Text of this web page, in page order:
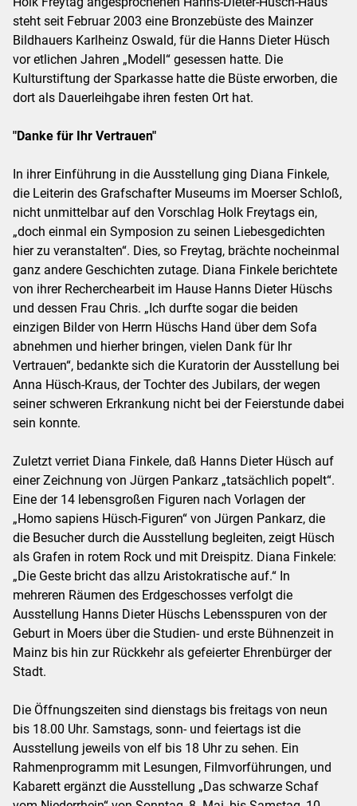
steht seit Februar 2003 eine Bronzebüste des Mainzer
Bildhauers Karlheinz Oswald, für die Hanns Dieter Hüsch
vor etlichen Jahren „Modell“ gesessen hatte. Die
Kulturstiftung der Sparkasse hatte die Büste erworben, die
dort als Dauerleihgabe ihren festen Ort hat.
"Danke für Ihr Vertrauen"
In ihrer Einführung in die Ausstellung ging Diana Finkele,
die Leiterin des Grafschafter Museums im Moerser Schloß,
nicht unmittelbar auf den Vorschlag Holk Freytags ein,
„doch einmal ein Symposion zu seinen Liebesgedichten
hier zu veranstalten“. Dies, so Freytag, brächte nocheinmal
ganz andere Geschichten zutage. Diana Finkele berichtete
von ihrer Recherchearbeit im Hause Hanns Dieter Hüschs
und dessen Frau Chris. „Ich durfte sogar die beiden
einzigen Bilder von Herrn Hüschs Hand über dem Sofa
abnehmen und hierher bringen, vielen Dank für Ihr
Vertrauen“, bedankte sich die Kuratorin der Ausstellung bei
Anna Hüsch-Kraus, der Tochter des Jubilars, der wegen
seiner schweren Erkrankung nicht bei der Feierstunde dabei
sein konnte.
Zuletzt verriet Diana Finkele, daß Hanns Dieter Hüsch auf
einer Zeichnung von Jürgen Pankarz „tatsächlich popelt“.
Eine der 14 lebensgroßen Figuren nach Vorlagen der
„Homo sapiens Hüsch-Figuren“ von Jürgen Pankarz, die
die Besucher durch die Ausstellung begleiten, zeigt Hüsch
als Grafen in rotem Rock und mit Dreispitz. Diana Finkele:
„Die Geste bricht das allzu Aristokratische auf.“ In
mehreren Räumen des Erdgeschosses verfolgt die
Ausstellung Hanns Dieter Hüschs Lebensspuren von der
Geburt in Moers über die Studien- und erste Bühnenzeit in
Mainz bis hin zur Rückkehr als gefeierter Ehrenbürger der
Stadt.
Die Öffnungszeiten sind dienstags bis freitags von neun
bis 18.00 Uhr. Samstags, sonn- und feiertags ist die
Ausstellung jeweils von elf bis 18 Uhr zu sehen. Ein
Rahmenprogramm mit Lesungen, Filmvorführungen, und
Kabarett ergänzt die Ausstellung „Das schwarze Schaf